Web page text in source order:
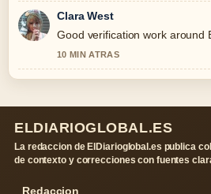
Clara West
Good verification work around
10 MIN ATRAS
ELDIARIOGLOBAL.ES
La redaccion de ElDiarioglobal.es publica
de contexto y correcciones con fuentes
Redaccion